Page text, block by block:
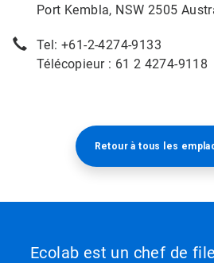
Port Kembla, NSW 2505
Tel: +61-2-4274-9133
Télécopieur : 61 2 4274-9118
Retour à tous les
Ecolab est un chef de